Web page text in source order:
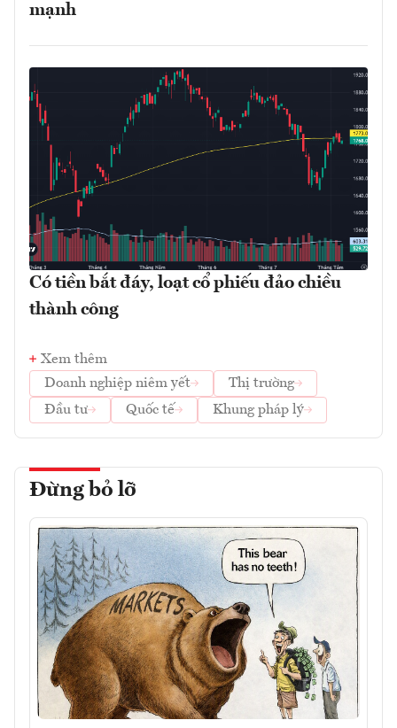
mạnh
Có tiền bắt đáy, loạt cổ phiếu đảo chiều
thành công
Xem thêm
Doanh nghiệp niêm yết
Thị trường
Đầu tư
Quốc tế Khung pháp lý
Đừng bỏ lỡ